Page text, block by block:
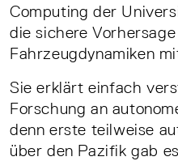
Computing der
die sichere
Fahrzeugdynamiken
Sie erklärt einfach
Forschung an
denn erste teilweise
über den Pazifik gab